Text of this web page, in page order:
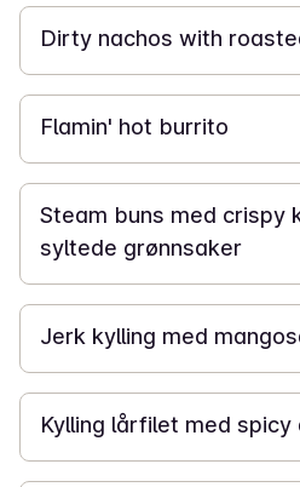
Dirty nachos with
20 min
Flamin' hot burrito
30 min
Steam buns med crispy
syltede grønnsaker
30 min
Jerk kylling med
40 min
Kylling lårfilet med spicy
25 min